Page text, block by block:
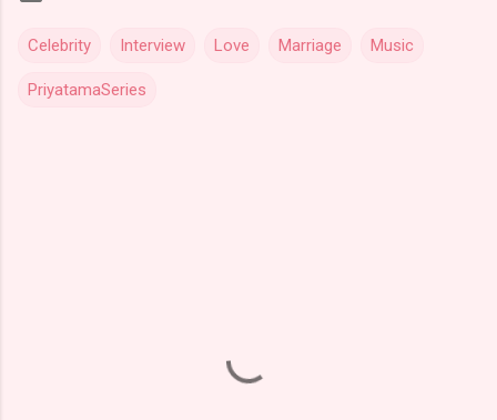
Celebrity Interview Love Marriage Music
PriyatamaSeries